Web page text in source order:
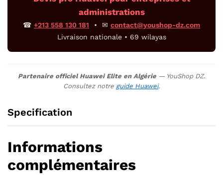
administrations
☎ +213 558 130 181 • ✉ contact@youshop-dz.com
Livraison nationale • 69 wilayas
Partenaire officiel Huawei Elite en Algérie — YouShop DZ.
Consultez notre guide Huawei.
Specification
Informations
complémentaires